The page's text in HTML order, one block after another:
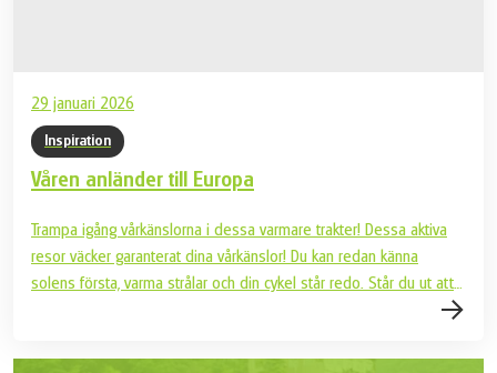
29 januari 2026
Inspiration
Våren anländer till Europa
Trampa igång vårkänslorna i dessa varmare trakter! Dessa aktiva
resor väcker garanterat dina vårkänslor! Du kan redan känna
solens första, varma strålar och din cykel står redo. Står du ut att
för dig!